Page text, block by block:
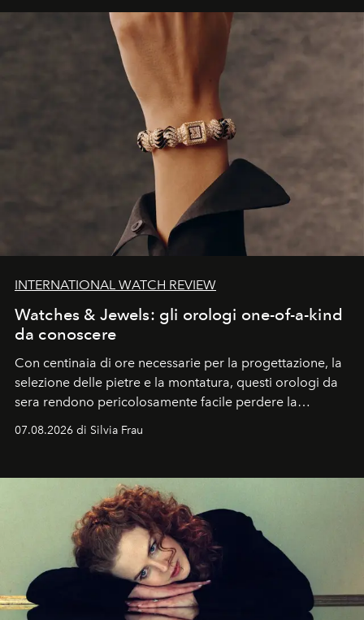
INTERNATIONAL WATCH REVIEW
Watches & Jewels: gli orologi one-of-a-kind
da conoscere
Con centinaia di ore necessarie per la progettazione, la
selezione delle pietre e la montatura, questi orologi da
sera rendono pericolosamente facile perdere la
cognizione del tempo. Ma con quadranti così
07.08.2026 di Silvia Frau